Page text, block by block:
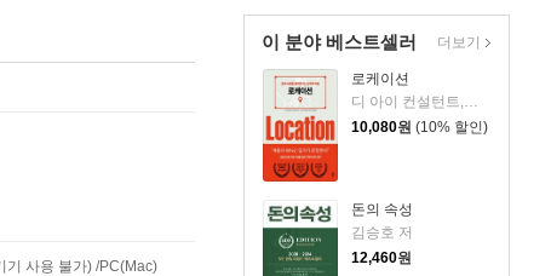
이 분야 베스트셀러
로케이션
10,080원 (10% 할인)
돈의 속성
김승호 저
12,460원
더보기
기 사용 불가) /PC(Mac)